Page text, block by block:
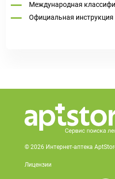
Международная
Официальная инструкция
© 2026 Интернет-аптека
Лицензии